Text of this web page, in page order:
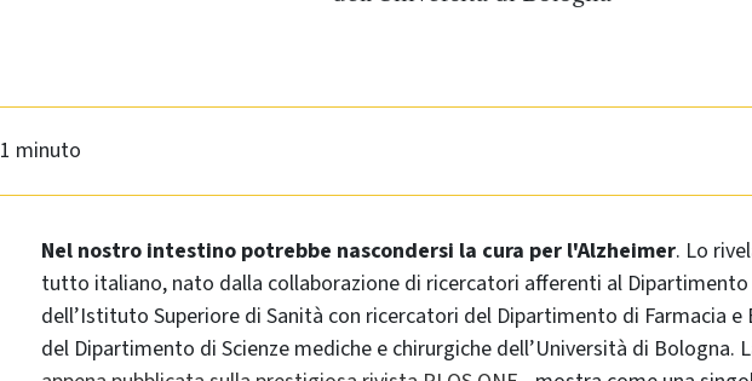
1 minuto
Nel nostro intestino potrebbe nascondersi la cura per l'Alzheimer. Lo
tutto italiano, nato dalla collaborazione di ricercatori afferenti al Dipartimento
dell’Istituto Superiore di Sanità con ricercatori del Dipartimento di Farmacia
del Dipartimento di Scienze mediche e chirurgiche dell’Università di Bologna.